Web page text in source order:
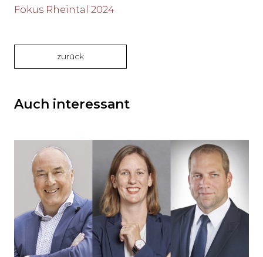
Fokus Rheintal 2024
zurück
Auch interessant